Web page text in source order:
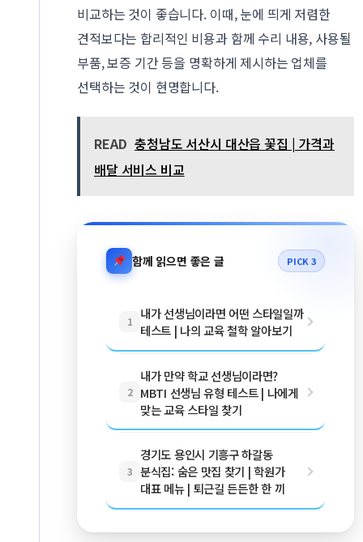
비교하는 것이 좋습니다. 이때, 눈에 띄게 저렴한
견적보다는 합리적인 비용과 함께 수리 내용, 사용될
부품, 보증 기간 등을 명확하게 제시하는 업체를
선택하는 것이 현명합니다.
READ 충청남도 서산시 대산읍 꽃집 | 가격과
배달 서비스 비교
함께 읽으면 좋은 글 PICK 3
1
내가 선생님이라면 어떤 스타일일까
테스트 | 나의 교육 철학 알아보기
2
내가 만약 학교 선생님이라면?
MBTI 선생님 유형 테스트 | 나에게
맞는 교육 스타일 찾기
3
경기도 용인시 기흥구 하갈동
분식집: 숨은 맛집 찾기 | 학원가
대표 메뉴 | 퇴근길 든든한 한 끼